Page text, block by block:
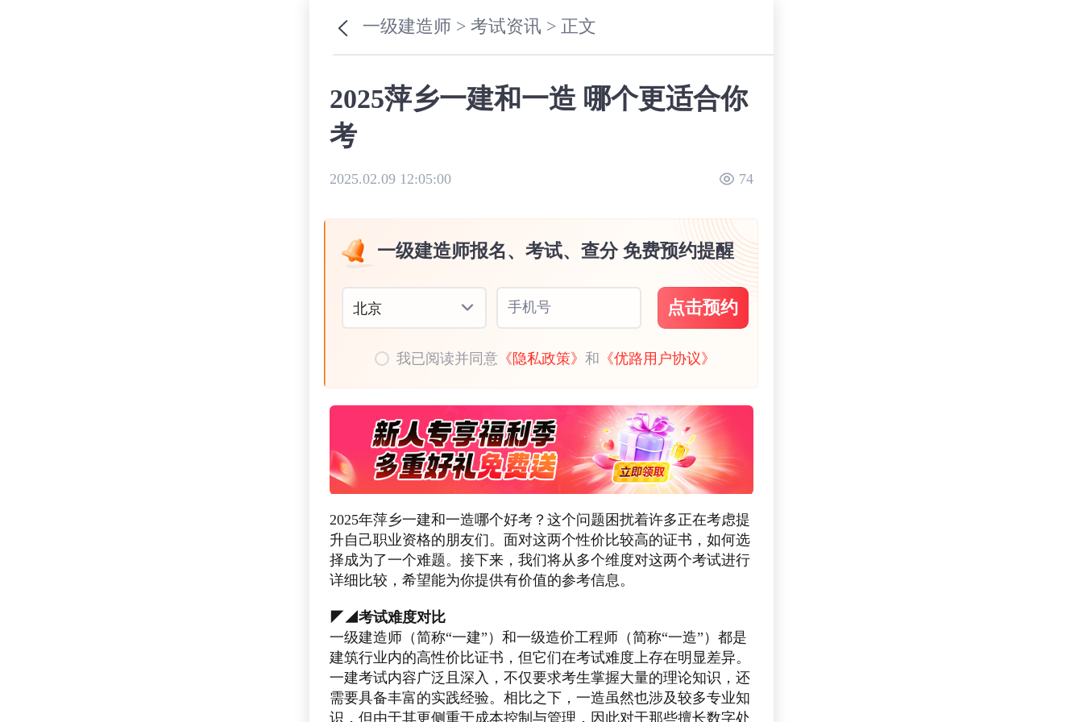
一级建造师 >考试资讯 > 正文
2025萍乡一建和一造 哪个更适合你
考
2025.02.09 12:05:00 74
一级建造师报名、考试、查分 免费预约提醒
北京 手机号 点击预约
我已阅读并同意 《隐私政策》和 《优路用户协议》
2025年萍乡一建和一造哪个好考？这个问题困扰着许多正在考虑提
升自己职业资格的朋友们。面对这两个性价比较高的证书，如何选
择成为了一个难题。接下来，我们将从多个维度对这两个考试进行
详细比较，希望能为你提供有价值的参考信息。
◤◢考试难度对比
一级建造师（简称“一建”）和一级造价工程师（简称“一造”）都是
建筑行业内的高性价比证书，但它们在考试难度上存在明显差异。
一建考试内容广泛且深入，不仅要求考生掌握大量的理论知识，还
需要具备丰富的实践经验。相比之下，一造虽然也涉及较多专业知
识，但由于其更侧重于成本控制与管理，因此对于那些擅长数字处